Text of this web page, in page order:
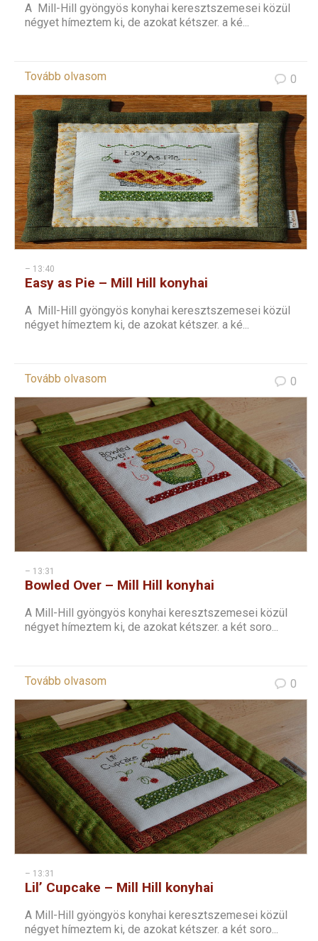
A Mill-Hill gyöngyös konyhai keresztszemesei közül
négyet hímeztem ki, de azokat kétszer. a ké...
Tovább olvasom 0
– 13:40
Easy as Pie – Mill Hill konyhai
A Mill-Hill gyöngyös konyhai keresztszemesei közül
négyet hímeztem ki, de azokat kétszer. a ké...
Tovább olvasom 0
– 13:31
Bowled Over – Mill Hill konyhai
A Mill-Hill gyöngyös konyhai keresztszemesei közül
négyet hímeztem ki, de azokat kétszer. a két soro...
Tovább olvasom 0
– 13:31
Lil’ Cupcake – Mill Hill konyhai
A Mill-Hill gyöngyös konyhai keresztszemesei közül
négyet hímeztem ki, de azokat kétszer. a két soro...